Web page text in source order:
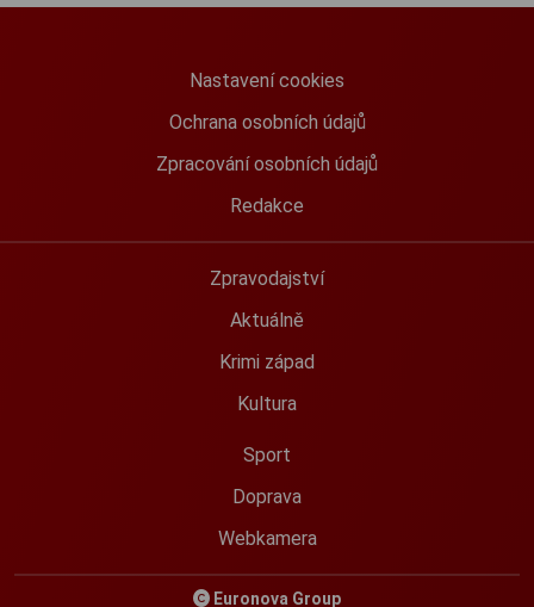
Nastavení cookies
Ochrana osobních údajů
Zpracování osobních údajů
Redakce
Zpravodajství
Aktuálně
Krimi západ
Kultura
Sport
Doprava
Webkamera
Euronova Group